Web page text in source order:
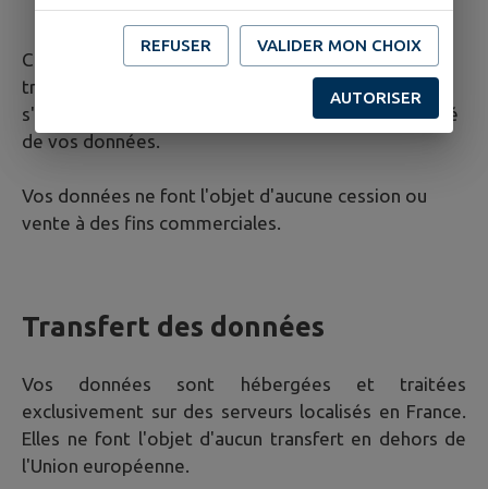
anonymisées
Ces prestataires sont liés par des contrats de sous-
traitance conformes à l'article 28 du RGPD et
s'engagent à garantir la sécurité et la confidentialité
de vos données.
Vos données ne font l'objet d'aucune cession ou
vente à des fins commerciales.
Transfert des données
Vos données sont hébergées et traitées
exclusivement sur des serveurs localisés en France.
Elles ne font l'objet d'aucun transfert en dehors de
l'Union européenne.
REFUSER VALIDER MON CHOIX
AUTORISER